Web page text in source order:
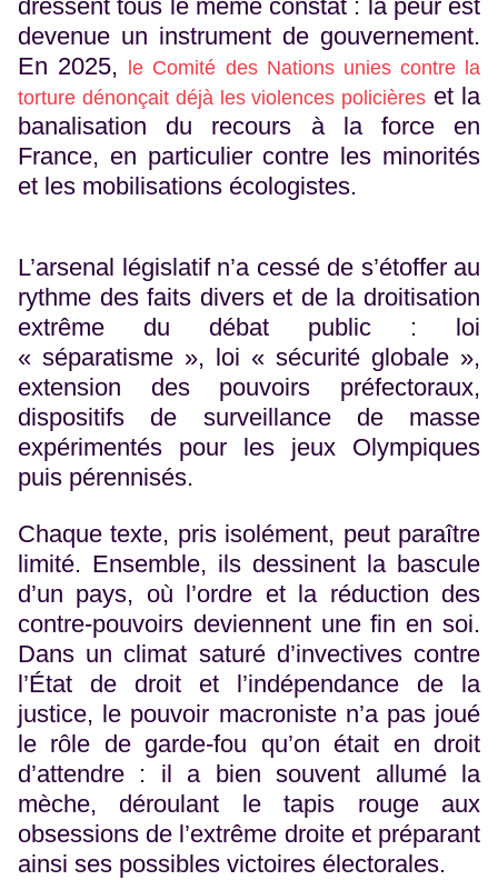
dressent tous le même constat : la peur est
devenue un instrument de gouvernement.
En 2025,
le Comité des Nations unies contre la
torture dénonçait déjà les violences policières et la
banalisation du recours à la force en
France, en particulier contre les minorités
et les mobilisations écologistes.
L’arsenal législatif n’a cessé de s’étoffer au
rythme des faits divers et de la droitisation
extrême du débat public : loi
« séparatisme », loi « sécurité globale »,
extension des pouvoirs préfectoraux,
dispositifs de surveillance de masse
expérimentés pour les jeux Olympiques
puis pérennisés.
Chaque texte, pris isolément, peut paraître
limité. Ensemble, ils dessinent la bascule
d’un pays, où l’ordre et la réduction des
contre-pouvoirs deviennent une fin en soi.
Dans un climat saturé d’invectives contre
l’État de droit et l’indépendance de la
justice, le pouvoir macroniste n’a pas joué
le rôle de garde-fou qu’on était en droit
d’attendre : il a bien souvent allumé la
mèche, déroulant le tapis rouge aux
obsessions de l’extrême droite et préparant
ainsi ses possibles victoires électorales.